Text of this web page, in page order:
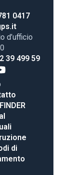
0417
d’ufficio
39 499 59
di